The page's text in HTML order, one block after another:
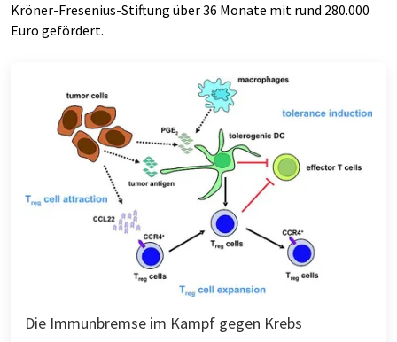
Kröner-Fresenius-Stiftung über 36 Monate mit rund 280.000
Euro gefördert.
Die Immunbremse im Kampf gegen Krebs